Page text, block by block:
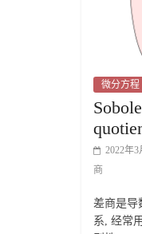
微分方程
2022年3
商
差商是导
系, 经常